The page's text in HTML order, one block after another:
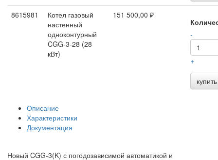
8615981
Котел газовый
настенный
одноконтурный
CGG-3-28 (28
кВт)
151 500,00 ₽
-
+
купить
Описание
Характеристики
Документация
Новый CGG-3(K) с погодозависимой автоматикой и